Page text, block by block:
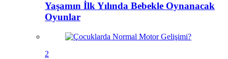
Yaşamın İlk Yılında Bebekle Oynanacak
Oyunlar
2